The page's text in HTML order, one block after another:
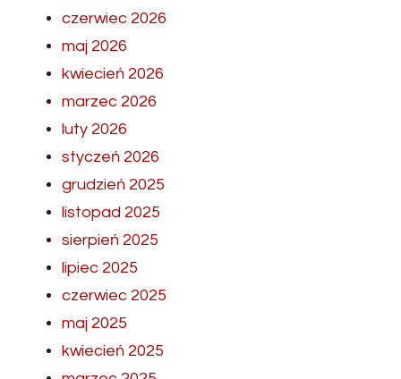
czerwiec 2026
maj 2026
kwiecień 2026
marzec 2026
luty 2026
styczeń 2026
grudzień 2025
listopad 2025
sierpień 2025
lipiec 2025
czerwiec 2025
maj 2025
kwiecień 2025